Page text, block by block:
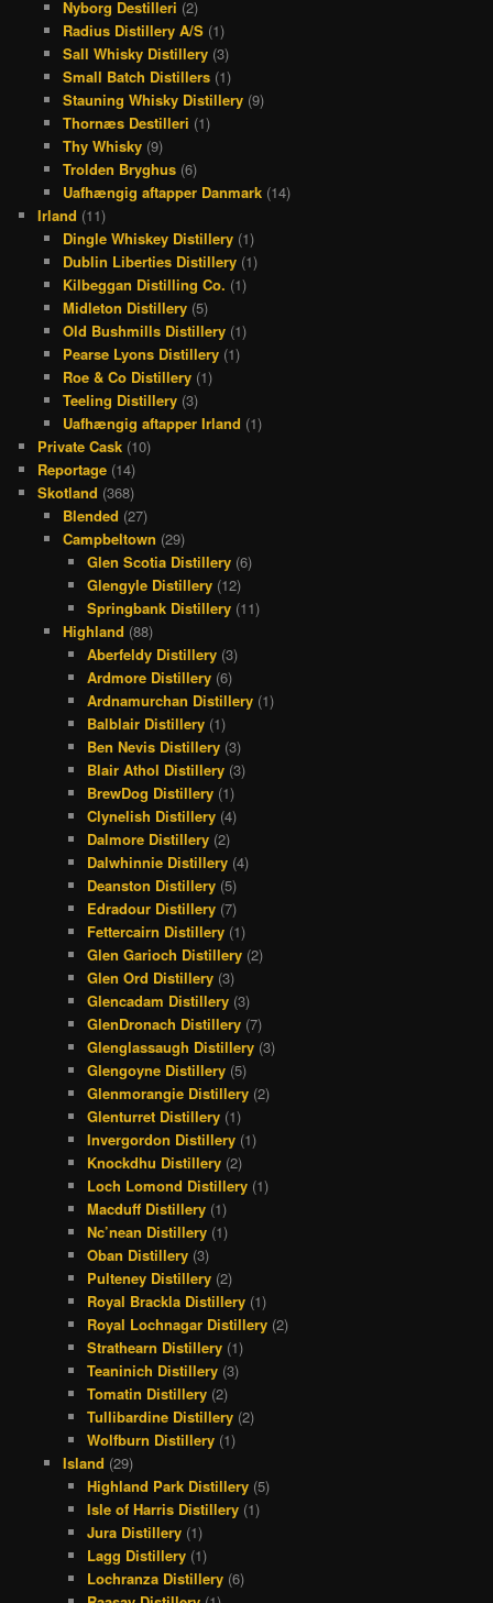
Nyborg Destilleri (2)
Radius Distillery A/S(1)
Sall Whisky Distillery(3)
Small Batch Distillers(1)
Stauning Whisky Distillery(9)
Thornæs Destilleri (1)
Thy Whisky(9)
Trolden Bryghus(6)
Uafhængig aftapper Danmark(14)
Irland (11)
Dingle Whiskey Distillery(1)
Dublin Liberties Distillery(1)
Kilbeggan Distilling Co. (1)
Midleton Distillery(5)
Old Bushmills Distillery(1)
Pearse Lyons Distillery(1)
Roe & Co Distillery(1)
Teeling Distillery(3)
Uafhængig aftapper Irland (1)
Private Cask (10)
Reportage (14)
Skotland (368)
Blended (27)
Campbeltown (29)
Glen Scotia Distillery (6)
Glengyle Distillery (12)
Springbank Distillery (11)
Highland (88)
Aberfeldy Distillery (3)
Ardmore Distillery (6)
Ardnamurchan Distillery (1)
Balblair Distillery (1)
Ben Nevis Distillery (3)
Blair Athol Distillery (3)
BrewDog Distillery (1)
Clynelish Distillery (4)
Dalmore Distillery (2)
Dalwhinnie Distillery (4)
Deanston Distillery (5)
Edradour Distillery (7)
Fettercairn Distillery (1)
Glen Garioch Distillery (2)
Glen Ord Distillery (3)
Glencadam Distillery (3)
GlenDronach Distillery (7)
Glenglassaugh Distillery (3)
Glengoyne Distillery (5)
Glenmorangie Distillery (2)
Glenturret Distillery (1)
Invergordon Distillery (1)
Knockdhu Distillery (2)
Loch Lomond Distillery (1)
Macduff Distillery (1)
Nc’nean Distillery (1)
Oban Distillery (3)
Pulteney Distillery (2)
Royal Brackla Distillery (1)
Royal Lochnagar Distillery (2)
Strathearn Distillery (1)
Teaninich Distillery (3)
Tomatin Distillery (2)
Tullibardine Distillery (2)
Wolfburn Distillery (1)
Island (29)
Highland Park Distillery (5)
Isle of Harris Distillery (1)
Jura Distillery (1)
Lagg Distillery (1)
Lochranza Distillery (6)